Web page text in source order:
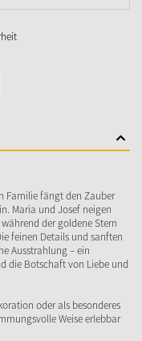
Familie fängt den Zauber
Maria und Josef neigen
der goldene Stern
feinen Details und sanften
Ausstrahlung – ein
die Botschaft von Liebe und
oder als besonderes
Weise erlebbar